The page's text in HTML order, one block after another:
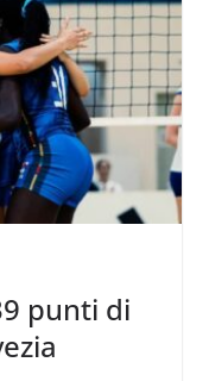
punti di